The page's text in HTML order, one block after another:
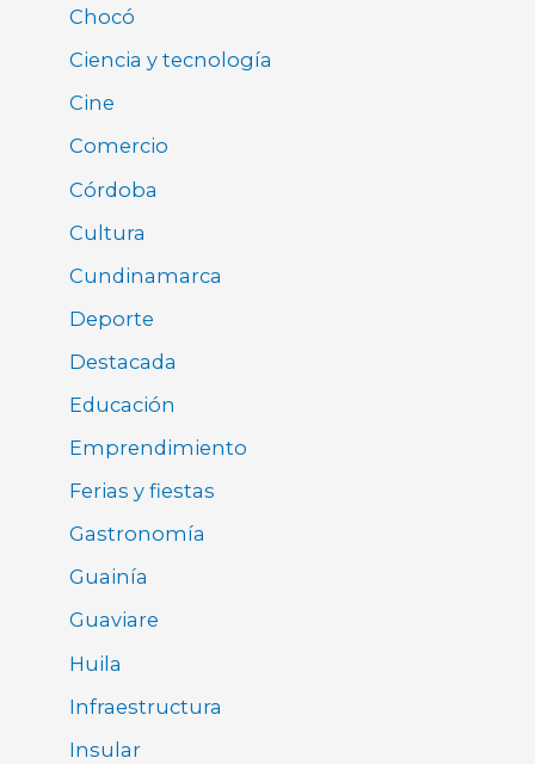
Chocó
Ciencia y tecnología
Cine
Comercio
Córdoba
Cultura
Cundinamarca
Deporte
Destacada
Educación
Emprendimiento
Ferias y fiestas
Gastronomía
Guainía
Guaviare
Huila
Infraestructura
Insular